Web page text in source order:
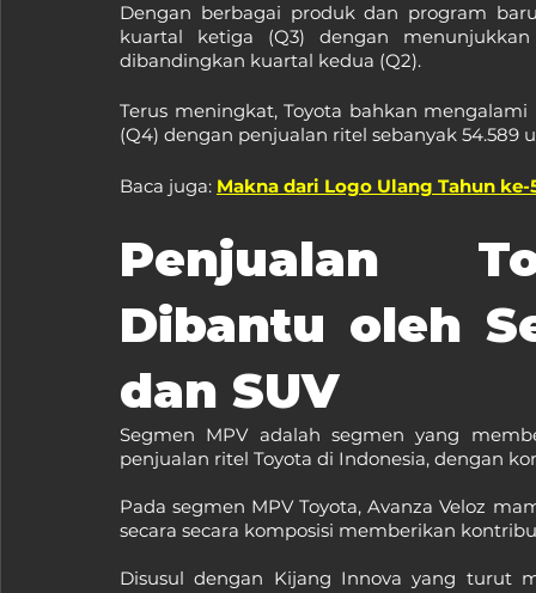
Dengan berbagai produk dan program
kuartal ketiga (Q3) dengan menunjukkan
dibandingkan kuartal kedua (Q2).
Terus meningkat, Toyota bahkan
(Q4) dengan penjualan ritel sebanyak 54.589
Baca juga: Makna dari Logo Ulang Tahun
Penjualan
Dibantu oleh
dan SUV
Segmen MPV adalah segmen yang
penjualan ritel Toyota di Indonesia, dengan
Pada segmen MPV Toyota, Avanza Veloz
secara secara komposisi memberikan
Disusul dengan Kijang Innova yang turut